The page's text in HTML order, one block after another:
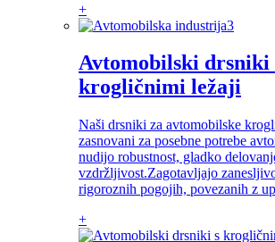
+
Avtomobilski drsniki
krogličnimi ležaji
Naši drsniki za avtomobilske
zasnovani za posebne potrebe
nudijo robustnost, gladko
vzdržljivost.Zagotavljajo
rigoroznih pogojih, povezanih z
+